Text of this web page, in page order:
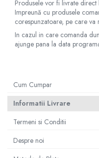
Produsele vor fi livrate
Impreună cu produsele
corespunzatoare, pe care va
In cazul in care comanda
ajunge pana la data
Cum Cumpar
Informatii Livrare
Termeni si Conditii
Despre noi